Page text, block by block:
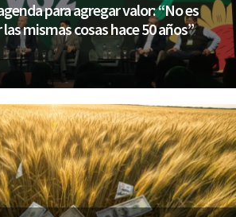
para agregar valor: “No es
mismas cosas hace 50 años”